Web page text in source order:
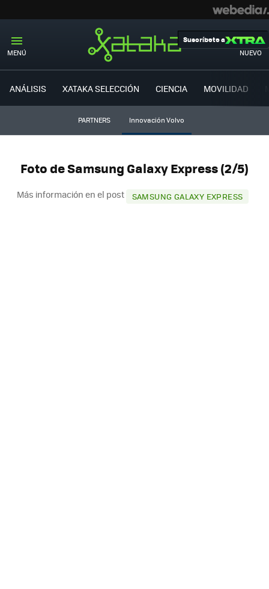
MENÚ NUEVO
Suscríbete a
ANÁLISIS XATAKA SELECCIÓN CIENCIA MOVILIDAD
PARTNERS Innovación Volvo
Foto de Samsung Galaxy Express (2/5)
Más información en el post SAMSUNG GALAXY EXPRESS